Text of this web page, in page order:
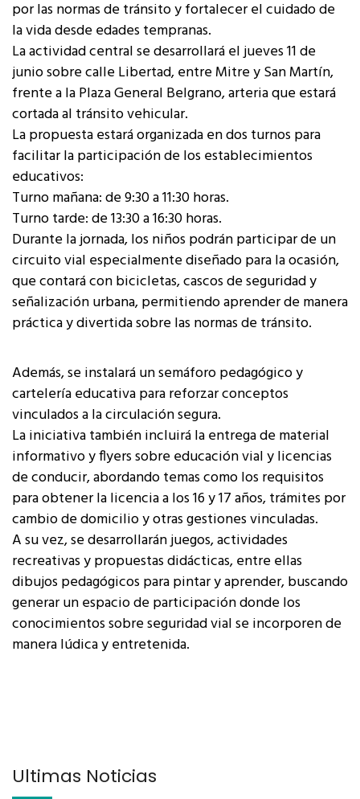
por las normas de tránsito y fortalecer el cuidado de
la vida desde edades tempranas.
La actividad central se desarrollará el jueves 11 de
junio sobre calle Libertad, entre Mitre y San Martín,
frente a la Plaza General Belgrano, arteria que estará
cortada al tránsito vehicular.
La propuesta estará organizada en dos turnos para
facilitar la participación de los establecimientos
educativos:
Turno mañana: de 9:30 a 11:30 horas.
Turno tarde: de 13:30 a 16:30 horas.
Durante la jornada, los niños podrán participar de un
circuito vial especialmente diseñado para la ocasión,
que contará con bicicletas, cascos de seguridad y
señalización urbana, permitiendo aprender de manera
práctica y divertida sobre las normas de tránsito.
Además, se instalará un semáforo pedagógico y
cartelería educativa para reforzar conceptos
vinculados a la circulación segura.
La iniciativa también incluirá la entrega de material
informativo y flyers sobre educación vial y licencias
de conducir, abordando temas como los requisitos
para obtener la licencia a los 16 y 17 años, trámites por
cambio de domicilio y otras gestiones vinculadas.
A su vez, se desarrollarán juegos, actividades
recreativas y propuestas didácticas, entre ellas
dibujos pedagógicos para pintar y aprender, buscando
generar un espacio de participación donde los
conocimientos sobre seguridad vial se incorporen de
manera lúdica y entretenida.
Últimas Noticias